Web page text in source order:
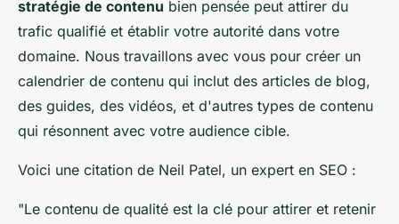
stratégie de contenu bien pensée peut attirer du
trafic qualifié et établir votre autorité dans votre
domaine. Nous travaillons avec vous pour créer un
calendrier de contenu qui inclut des articles de blog,
des guides, des vidéos, et d'autres types de contenu
qui résonnent avec votre audience cible.
Voici une citation de Neil Patel, un expert en SEO :
"Le contenu de qualité est la clé pour attirer et retenir